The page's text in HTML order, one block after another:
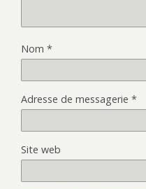
Nom *
Adresse de messagerie *
Site web